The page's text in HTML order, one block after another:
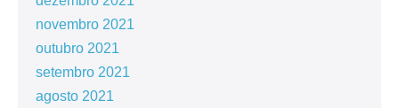
novembro 2021
outubro 2021
setembro 2021
agosto 2021